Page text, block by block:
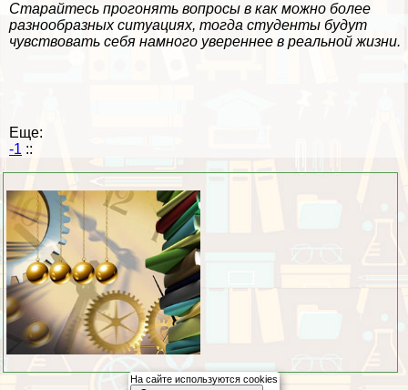
Старайтесь прогонять вопросы в как можно более
разнообразных ситуациях, тогда студенты будут
чувствовать себя намного увереннее в реальной жизни.
Еще:
-1 ::
На сайте используются cookies